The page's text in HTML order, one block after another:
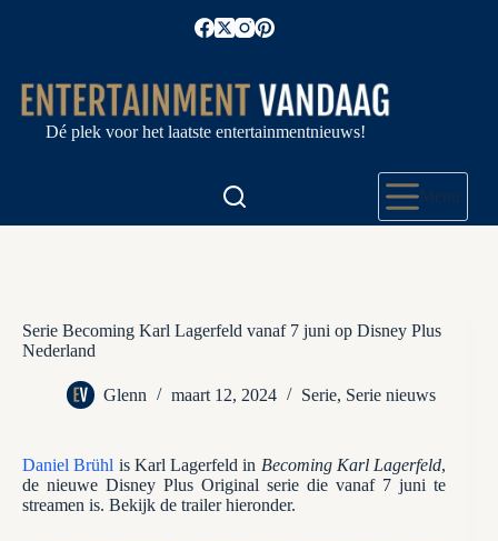
Dé plek voor het laatste entertainmentnieuws!
Menu
Serie Becoming Karl Lagerfeld vanaf 7 juni op Disney Plus
Nederland
Glenn maart 12, 2024 Serie, Serie nieuws
Daniel Brühl is Karl Lagerfeld in Becoming Karl Lagerfeld,
de nieuwe Disney Plus Original serie die vanaf 7 juni te
streamen is. Bekijk de trailer hieronder.